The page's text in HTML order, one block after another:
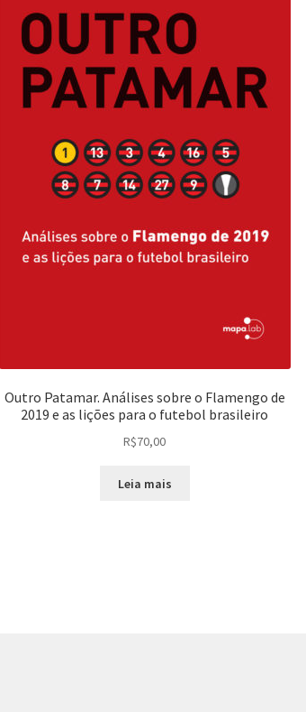
Outro Patamar. Análises sobre o Flamengo de
2019 e as lições para o futebol brasileiro
R$70,00
Leia mais